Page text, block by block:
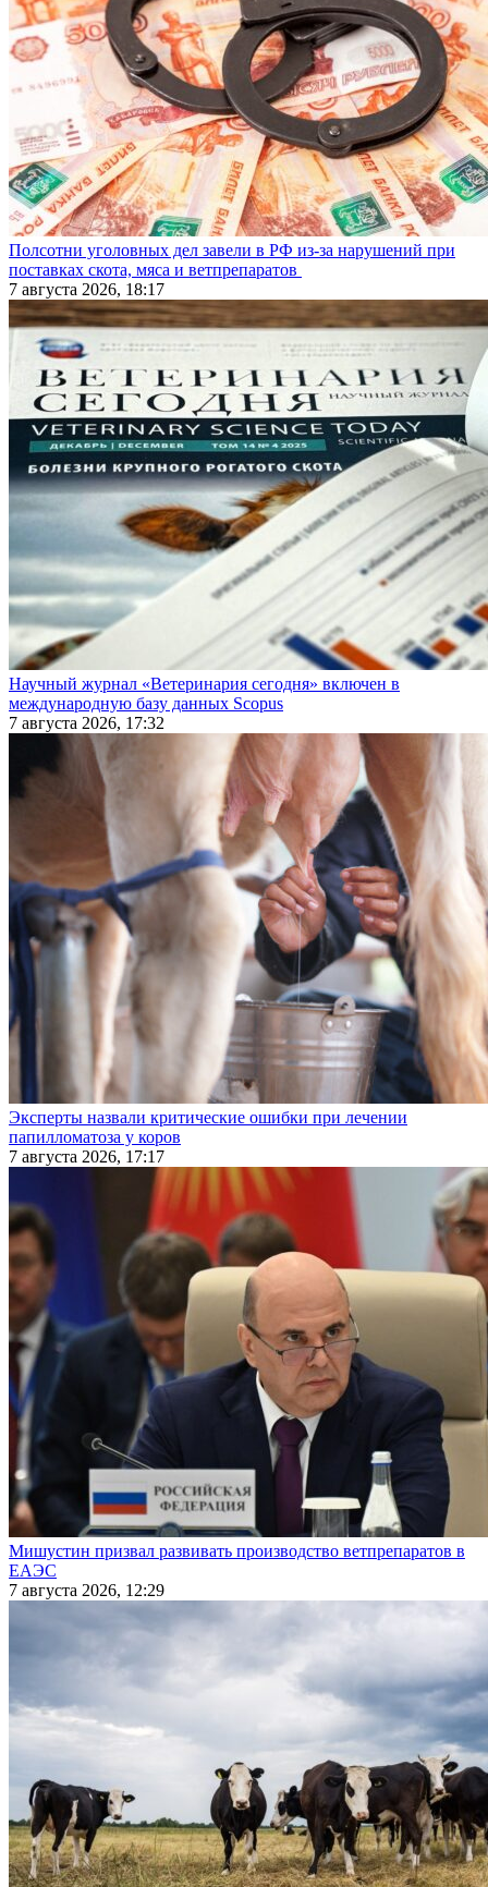
Полсотни уголовных дел завели в РФ из-за нарушений при
поставках скота, мяса и ветпрепаратов
7 августа 2026, 18:17
Научный журнал «Ветеринария сегодня» включен в
международную базу данных Scopus
7 августа 2026, 17:32
Эксперты назвали критические ошибки при лечении
папилломатоза у коров
7 августа 2026, 17:17
Мишустин призвал развивать производство ветпрепаратов в
ЕАЭС
7 августа 2026, 12:29